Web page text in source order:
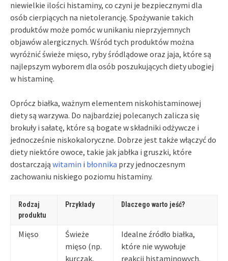
niewielkie ilości histaminy, co czyni je bezpiecznymi dla
osób cierpiących na nietolerancję. Spożywanie takich
produktów może pomóc w unikaniu nieprzyjemnych
objawów alergicznych. Wśród tych produktów można
wyróżnić świeże mięso, ryby śródlądowe oraz jaja, które są
najlepszym wyborem dla osób poszukujących diety ubogiej
w histaminę.
Oprócz białka, ważnym elementem niskohistaminowej
diety są warzywa. Do najbardziej polecanych zalicza się
brokuły i sałatę, które są bogate w składniki odżywcze i
jednocześnie niskokaloryczne. Dobrze jest także włączyć do
diety niektóre owoce, takie jak jabłka i gruszki, które
dostarczają witamin i błonnika przy jednoczesnym
zachowaniu niskiego poziomu histaminy.
Rodzaj
produktu
Przykłady Dlaczego warto jeść?
Mięso
Świeże
mięso (np.
kurczak,
Idealne źródło białka,
które nie wywołuje
reakcji histaminowych.